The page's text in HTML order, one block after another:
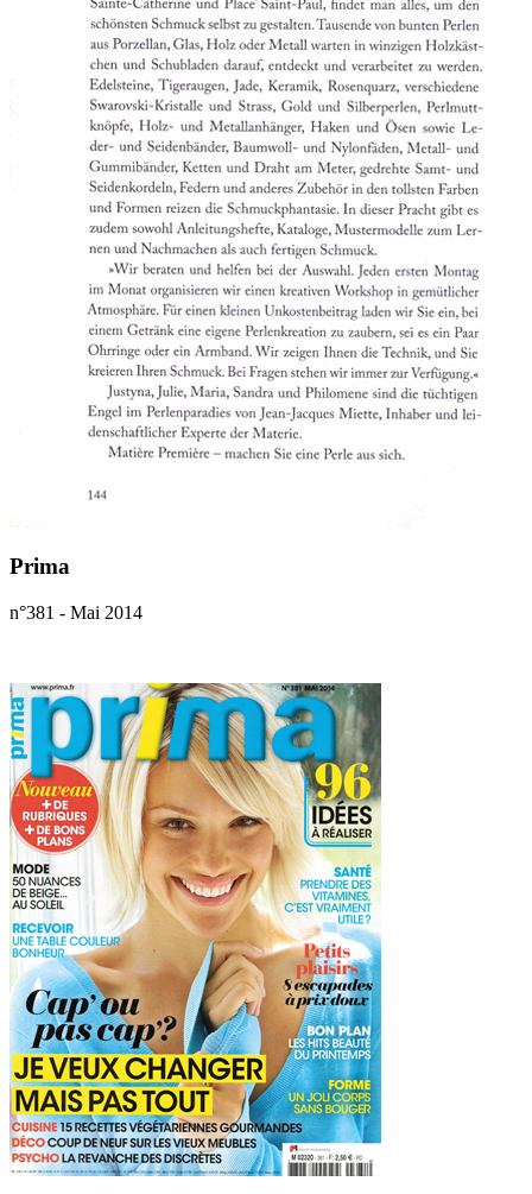
Prima
n°381 - Mai 2014